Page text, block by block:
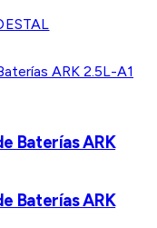
Baterías ARK
Baterías ARK